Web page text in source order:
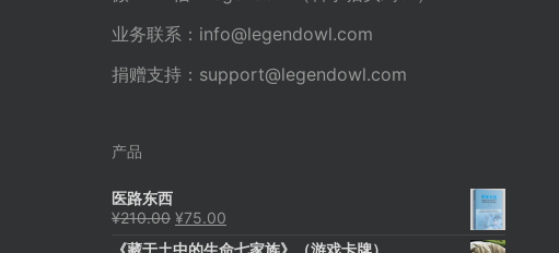
业务联系： info@legendowl.com
捐赠支持： support@legendowl.com
产品
医路东西
¥210.00 原
¥75.00